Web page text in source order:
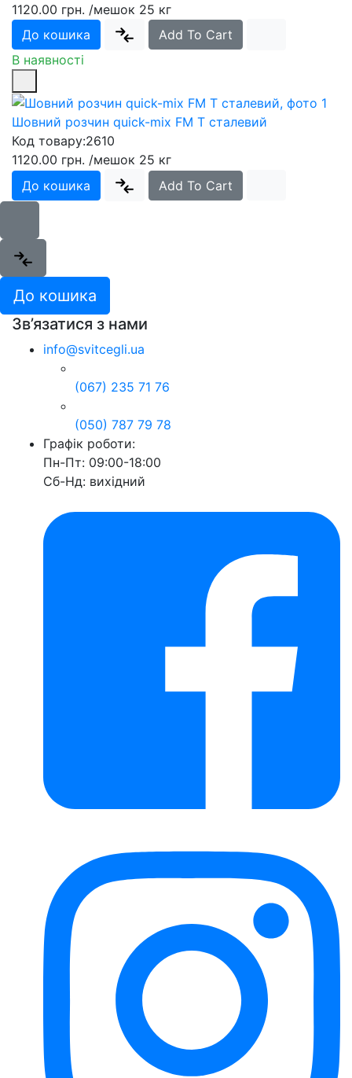
1120.00 грн. /мешок 25 кг
До кошика
Add To Cart
В наявності
Шовний розчин quick-mix FM T сталевий
Код товару:2610
1120.00 грн. /мешок 25 кг
До кошика
Add To Cart
До кошика
Зв’язатися з нами
info@svitcegli.ua
(067) 235 71 76
(050) 787 79 78
Графік роботи:
Пн-Пт: 09:00-18:00
Сб-Нд: вихідний